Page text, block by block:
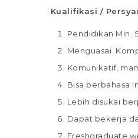
Kualifikasi /
Pendidikan Min.
Menguasai
Komunikatif,
Bisa berbahasa
Lebih disukai
Dapat bekerja
Freshgraduate